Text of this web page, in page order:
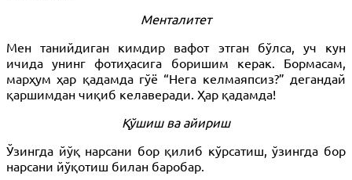
Менталитет
Мен танийдиган кимдир вафот этган бўлса, уч кун
ичида унинг фотиҳасига боришим керак. Бормасам,
марҳум ҳар қадамда гўё “Нега келмаяпсиз?” дегандай
қаршимдан чиқиб келаверади. Ҳар қадамда!
Қўшиш ва айириш
Ўзингда йўқ нарсани бор қилиб кўрсатиш, ўзингда бор
нарсани йўқотиш билан баробар.